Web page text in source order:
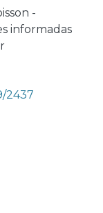
-
informadas
2437